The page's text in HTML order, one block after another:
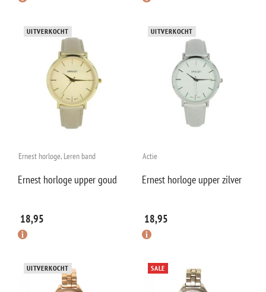
UITVERKOCHT
Ernest horloge, Leren band
Ernest horloge upper goud
18,95
UITVERKOCHT
Actie
Ernest horloge upper zilver
18,95
UITVERKOCHT SALE